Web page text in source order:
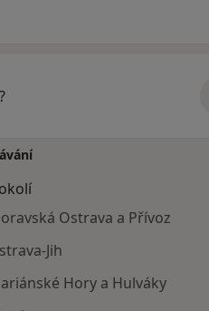
Ostrava a Přívoz
Jih
Hory a Hulváky